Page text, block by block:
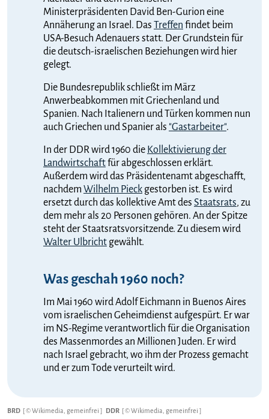
Ministerpräsidenten David Ben-Gurion eine
Annäherung an Israel. Das Treffen findet beim
USA-Besuch Adenauers statt. Der Grundstein für
die deutsch-israelischen Beziehungen wird hier
gelegt.
Die Bundesrepublik schließt im März
Anwerbeabkommen mit Griechenland und
Spanien. Nach Italienern und Türken kommen nun
auch Griechen und Spanier als "Gastarbeiter".
In der DDR wird 1960 die Kollektivierung der
Landwirtschaftfür abgeschlossen erklärt.
Außerdem wird das Präsidentenamt abgeschafft,
nachdemWilhelm Pieck gestorben ist. Es wird
ersetzt durch das kollektive Amt des Staatsrats, zu
dem mehr als 20 Personen gehören. An der Spitze
steht der Staatsratsvorsitzende. Zu diesem wird
Walter Ulbricht gewählt.
Was geschah 1960 noch?
Im Mai 1960 wird Adolf Eichmann in Buenos Aires
vom israelischen Geheimdienst aufgespürt. Er war
im NS-Regime verantwortlich für die Organisation
des Massenmordes an Millionen Juden. Er wird
nach Israel gebracht, wo ihm der Prozess gemacht
und er zum Tode verurteilt wird.
BRD [ © Wikimedia, gemeinfrei ] DDR [ © Wikimedia, gemeinfrei ]